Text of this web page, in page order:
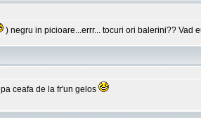
) negru in picioare...errr... tocuri ori balerini?? Vad
ceafa de la fr'un gelos